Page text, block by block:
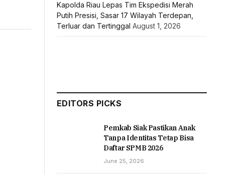
Kapolda Riau Lepas Tim Ekspedisi Merah
Putih Presisi, Sasar 17 Wilayah Terdepan,
Terluar dan Tertinggal August 1, 2026
EDITORS PICKS
Pemkab Siak Pastikan Anak
Tanpa Identitas Tetap Bisa
Daftar SPMB 2026
June 25, 2026